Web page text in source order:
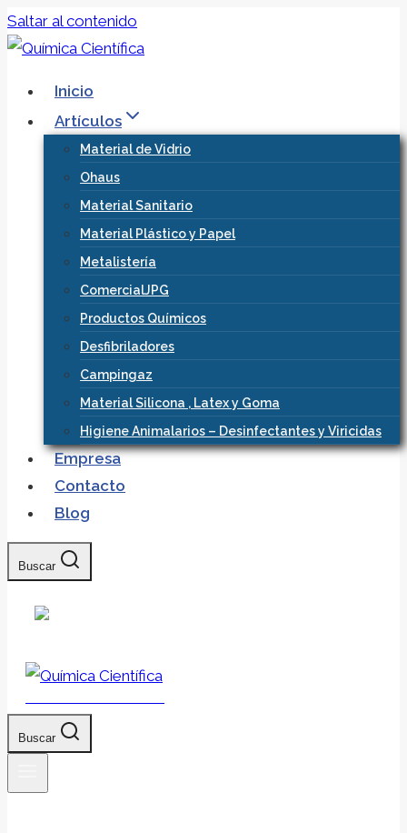
Saltar al contenido
Inicio
Artículos
Material de Vidrio
Ohaus
Material Sanitario
Material Plástico y Papel
Metalistería
ComercialJPG
Productos Químicos
Desfibriladores
Campingaz
Material Silicona , Latex y Goma
Higiene Animalarios – Desinfectantes y Viricidas
Empresa
Contacto
Blog
Buscar
Buscar